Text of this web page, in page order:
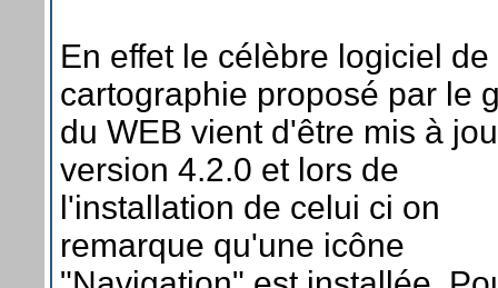
En effet le célèbre logiciel de
cartographie proposé par le
du WEB vient d'être mis à
version 4.2.0 et lors de
l'installation de celui ci on
remarque qu'une icône